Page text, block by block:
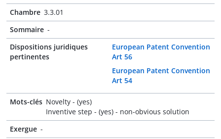
Chambre 3.3.01
Sommaire -
Dispositions juridiques
pertinentes
European Patent Convention
Art 56
European Patent Convention
Art 54
Mots-clés Novelty - (yes)
Inventive step - (yes) - non-obvious solution
Exergue -